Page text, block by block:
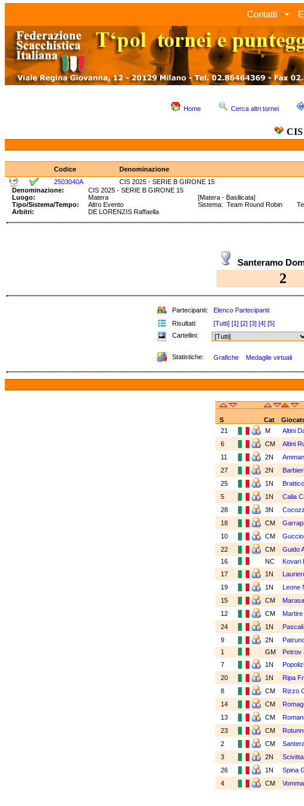
Contatti
Home Cerca altri tornei
Codice Denominazione
2503040A
CIS 2025 - SERIE B GIRONE 15
Denominazione:
CIS 2025 - SERIE B GIRONE 15
Luogo:
Matera
[Matera - Basilicata]
Tipo/Sistema/Tempo:
Altro Evento
Sistema: Team Round Robin
Arbitri:
DE LORENZIS Raffaella
Santeramo
2
Partecipanti: Elenco Partecipanti
Risultati:
[Tutti] [1] [2] [3] [4] [5]
Cartellini:
Statistiche: Grafiche Medaglie virtuali
S
Cat
21
M Altini
6
CM Altini
11
2N
27
2N
25
1N
5
1N Calia
28
3N
18
CM
10
CM
22
CM Guido
16
NC Kovari
17
1N
19
1N Leone
15
CM
12
CM Martire
24
1N
9
2N
1
GM Petrov
7
1N
20
1N Ripa
8
CM Rizzo
14
CM
13
CM
23
CM
2
CM
3
2N
26
1N Spina
4
CM